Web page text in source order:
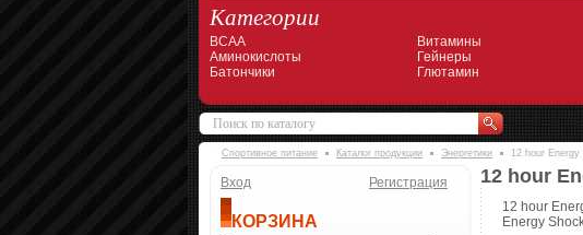
Категории
BCAA
Аминокислоты
Батончики
Витамины
Гейнеры
Глютамин
Спортивное питание Каталог продукции Энергетики 12 hour Energy
Вход Регистрация
КОРЗИНА
12 hour
12 hour
Energy